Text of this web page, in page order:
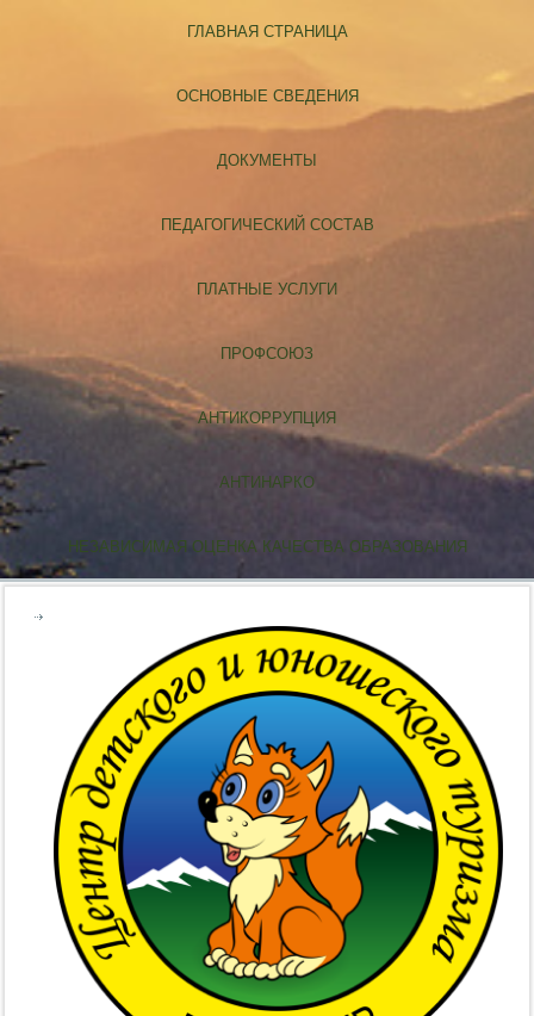
ГЛАВНАЯ СТРАНИЦА
ОСНОВНЫЕ СВЕДЕНИЯ
ДОКУМЕНТЫ
ПЕДАГОГИЧЕСКИЙ СОСТАВ
ПЛАТНЫЕ УСЛУГИ
ПРОФСОЮЗ
АНТИКОРРУПЦИЯ
АНТИНАРКО
НЕЗАВИСИМАЯ ОЦЕНКА КАЧЕСТВА ОБРАЗОВАНИЯ